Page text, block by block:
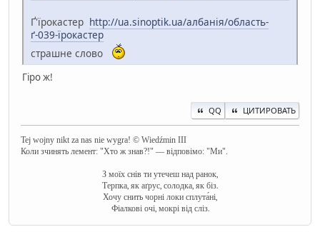
Ґ'їрокастер http://ua.sinoptik.ua/албанія/область-
ґ-039-їрокастер
страшне слово
Гіро ж!
QQ ЦИТИРОВАТЬ
Tej wojny nikt za nas nie wygra! © Wiedźmin III
Коли зчинять лемент: "Хто ж знав?!" — відповімо: "Ми".
З моїх снів ти утечеш над ранок,
Терпка, як аґрус, солодка, як біз.
Хочу снить чорні локи сплута́ні,
Фіалкові очі, мокрі від сліз.